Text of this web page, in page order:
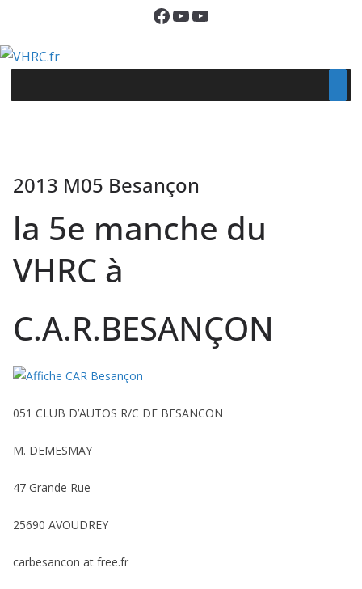
Facebook
YouTube
YouTube
2013 M05 Besançon
la 5e manche du
VHRC à
C.A.R.BESANÇON
051 CLUB D’AUTOS R/C DE BESANCON
M. DEMESMAY
47 Grande Rue
25690 AVOUDREY
carbesancon at free.fr